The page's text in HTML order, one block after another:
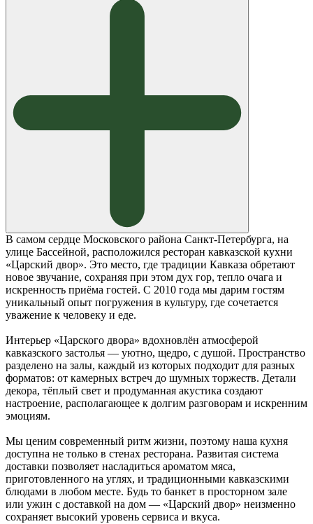
В самом сердце Московского района Санкт-Петербурга, на
улице Бассейной, расположился ресторан кавказской кухни
«Царский двор». Это место, где традиции Кавказа обретают
новое звучание, сохраняя при этом дух гор, тепло очага и
искренность приёма гостей. С 2010 года мы дарим гостям
уникальный опыт погружения в культуру, где сочетается
уважение к человеку и еде.
Интерьер «Царского двора» вдохновлён атмосферой
кавказского застолья — уютно, щедро, с душой. Пространство
разделено на залы, каждый из которых подходит для разных
форматов: от камерных встреч до шумных торжеств. Детали
декора, тёплый свет и продуманная акустика создают
настроение, располагающее к долгим разговорам и искренним
эмоциям.
Мы ценим современный ритм жизни, поэтому наша кухня
доступна не только в стенах ресторана. Развитая система
доставки позволяет насладиться ароматом мяса,
приготовленного на углях, и традиционными кавказскими
блюдами в любом месте. Будь то банкет в просторном зале
или ужин с доставкой на дом — «Царский двор» неизменно
сохраняет высокий уровень сервиса и вкуса.